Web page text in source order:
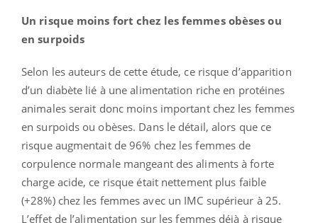
Un risque moins fort chez les femmes obèses ou
en surpoids
Selon les auteurs de cette étude, ce risque d’apparition
d’un diabète lié à une alimentation riche en protéines
animales serait donc moins important chez les femmes
en surpoids ou obèses. Dans le détail, alors que ce
risque augmentait de 96% chez les femmes de
corpulence normale mangeant des aliments à forte
charge acide, ce risque était nettement plus faible
(+28%) chez les femmes avec un IMC supérieur à 25.
L’effet de l’alimentation sur les femmes déjà à risque